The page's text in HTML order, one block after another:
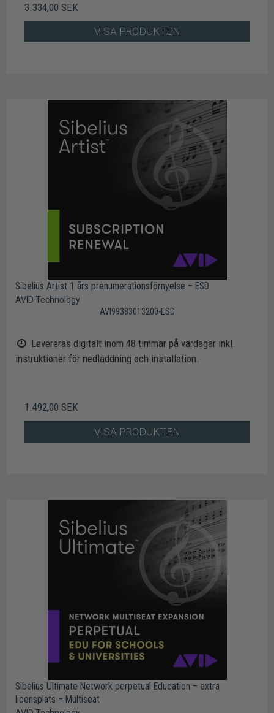
3.334,00 SEK
VISA PRODUKTEN
Sibelius Artist 1 års prenumerationsförnyelse – ESD
AVID Technology
AVI99383013200-ESD
Levereras digitalt inom 48 timmar på vardagar inkl.
instruktioner för nedladdning och installation.
1.492,00 SEK
VISA PRODUKTEN
Sibelius Ultimate Network perpetual Education – extra
licensplats – Multiseat